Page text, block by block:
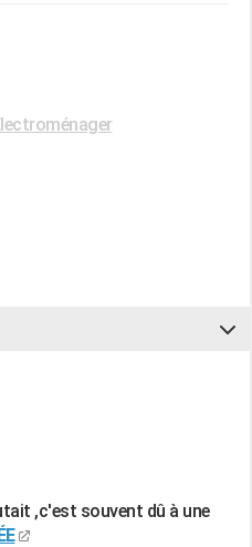
,c'est souvent dû à une